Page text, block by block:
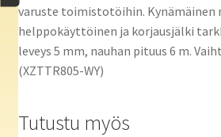
varuste toimistotöihin. Kynämäinen
helppokäyttöinen ja korjausjälki
leveys 5 mm, nauhan pituus 6 m.
(XZTTR805-WY)
Tutustu myös